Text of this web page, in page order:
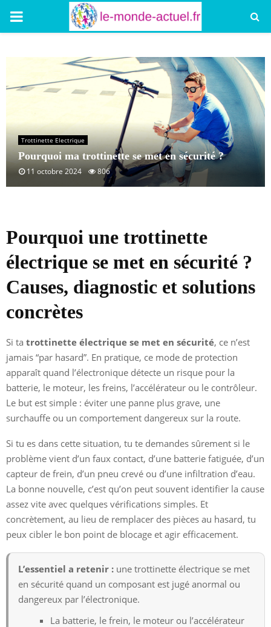
PRIMARY
Trottinette Electrique
Pourquoi ma trottinette se met en sécurité ?
11 octobre 2024 806
Pourquoi une trottinette
électrique se met en sécurité ?
Causes, diagnostic et solutions
concrètes
Si ta trottinette électrique se met en sécurité, ce n’est
jamais “par hasard”. En pratique, ce mode de protection
apparaît quand l’électronique détecte un risque pour la
batterie, le moteur, les freins, l’accélérateur ou le contrôleur.
Le but est simple : éviter une panne plus grave, une
surchauffe ou un comportement dangereux sur la route.
Si tu es dans cette situation, tu te demandes sûrement si le
problème vient d’un faux contact, d’une batterie fatiguée, d’un
capteur de frein, d’un pneu crevé ou d’une infiltration d’eau.
La bonne nouvelle, c’est qu’on peut souvent identifier la cause
assez vite avec quelques vérifications simples. Et
concrètement, au lieu de remplacer des pièces au hasard, tu
peux cibler le bon point de blocage et agir efficacement.
L’essentiel a retenir : une trottinette électrique se met
en sécurité quand un composant est jugé anormal ou
dangereux par l’électronique.
La batterie, le frein, le moteur ou l’accélérateur